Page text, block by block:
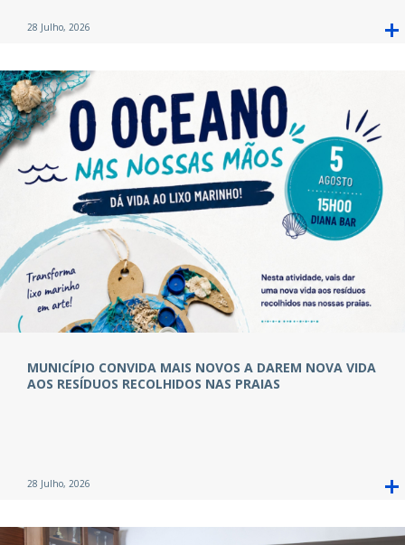
28 Julho, 2026
MUNICÍPIO CONVIDA MAIS NOVOS A DAREM NOVA VIDA
AOS RESÍDUOS RECOLHIDOS NAS PRAIAS
28 Julho, 2026